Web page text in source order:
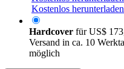
Kostenlos
Hardcover fürUS$
Versand in ca. 10
möglich